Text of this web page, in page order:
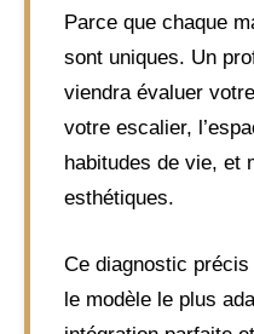
Parce que chaque
sont uniques. Un
viendra évaluer
votre escalier,
habitudes de vie, et
esthétiques.
Ce diagnostic
le modèle le plus